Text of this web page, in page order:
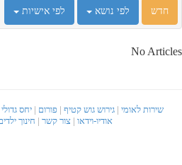
חדש לפי נושא לפי אישיות
No Articles
שירות לאומי | גירוש גוש קטיף | פורום | יחס
אודיו-וידאו | צור קשר | חינוך